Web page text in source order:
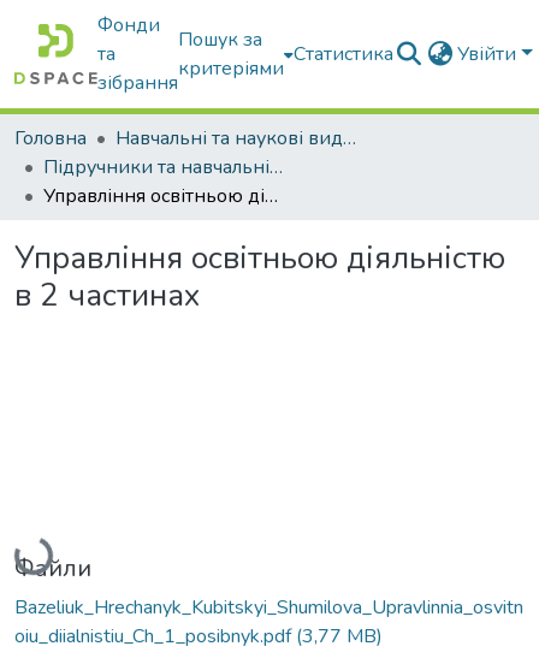
Фонди
та
зібрання
Пошук за
критеріями
Статистика Увійти
Головна
Навчальні та наукові видання
Підручники та навчальні посібники
Управління освітньою діяльністю в 2 частинах
Управління освітньою діяльністю
в 2 частинах
Вантажиться...
Файли
Bazeliuk_Hrechanyk_Kubitskyi_Shumilova_Upravlinnia_osvitn
oiu_diialnistiu_Ch_1_posibnyk.pdf(3,77 MB)